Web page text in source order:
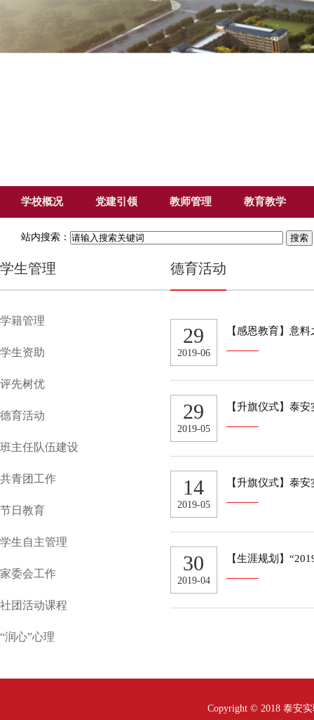
学校概况 党建引领 教师管理 教育教学
站内搜索：
学生管理
学籍管理
学生资助
评先树优
德育活动
班主任队伍建设
共青团工作
节日教育
学生自主管理
家委会工作
社团活动课程
“润心”心理
德育活动
29
2019-06
【感恩教育】意
29
2019-05
【升旗仪式】泰
14
2019-05
【升旗仪式】泰
30
2019-04
【生涯规划】
Copyright © 2018 泰安